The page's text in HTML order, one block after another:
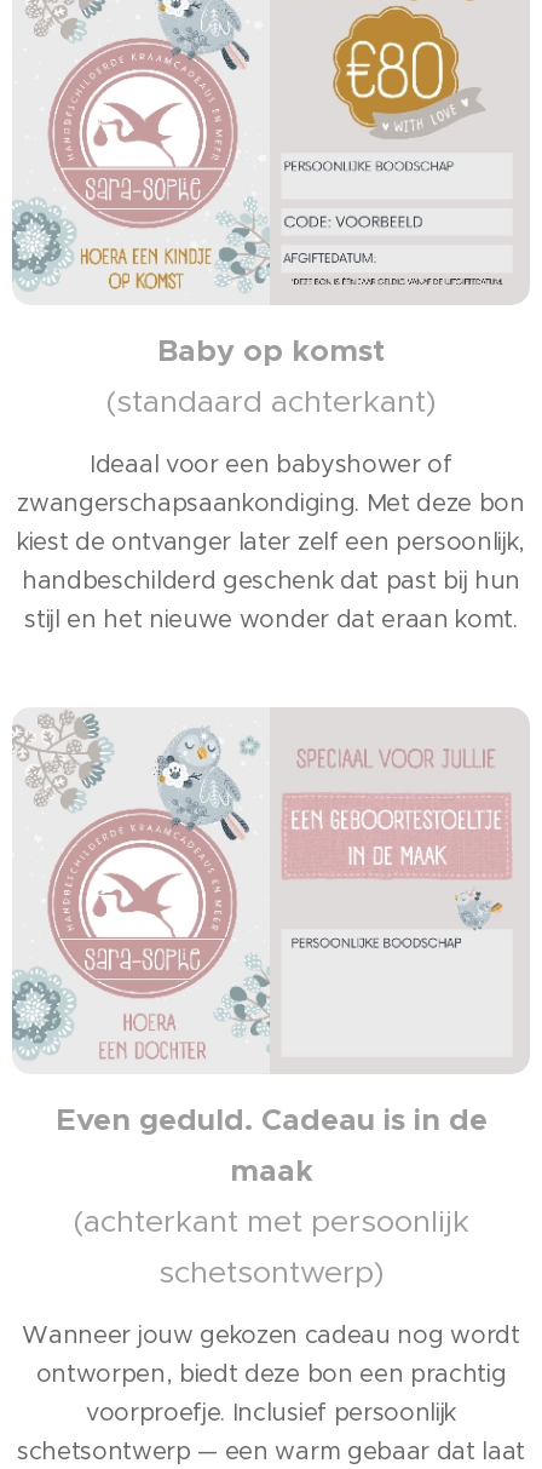
Baby op komst
(standaard achterkant)
Ideaal voor een babyshower of
zwangerschapsaankondiging. Met deze bon
kiest de ontvanger later zelf een persoonlijk,
handbeschilderd geschenk dat past bij hun
stijl en het nieuwe wonder dat eraan komt.
Even geduld. Cadeau is in de
maak
(achterkant met persoonlijk
schetsontwerp)
Wanneer jouw gekozen cadeau nog wordt
ontworpen, biedt deze bon een prachtig
voorproefje. Inclusief persoonlijk
schetsontwerp — een warm gebaar dat laat